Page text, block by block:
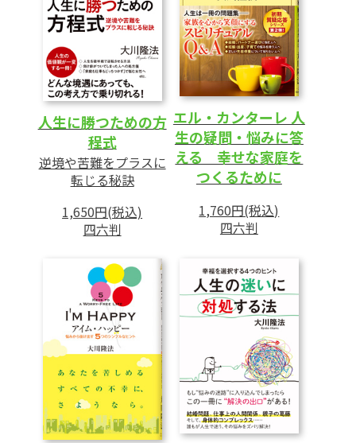
現在の環境のなかで最善を尽くす
2 自己鍛錬の方法
努力なしには実力は伸びない
「読む」──本や新聞から素材を得る
「書く」──紙に書いて問題を整理する
「聴く」──耳を仕事の武器として使う
「考える」──考えを練り、仕事をグレードア
3 企画力の大切さ
現代は「企画力の時代」
簡単に論文が書ける「KJ法」
斬新なアイデアを生む「ブレーン・ストーミン
グ法」
4 チーム力を最大化する
自分が認められるための企画は失敗する
チーム全体のプラスになる方向で考える
人生に勝つための方
程式
逆境や苦難をプラスに
転じる秘訣
1,650円(税込)
四六判
エル・カンターレ 人
生の疑問・悩みに答
える 幸せな家庭を
つくるために
1,760円(税込)
四六判